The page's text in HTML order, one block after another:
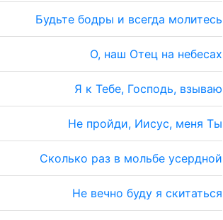
Будьте бодры и всегда молитесь
О, наш Отец на небесах
Я к Тебе, Господь, взываю
Не пройди, Иисус, меня Ты
Сколько раз в мольбе усердной
Не вечно буду я скитаться